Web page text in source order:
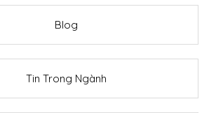
Blog
Tin Trong Ngành